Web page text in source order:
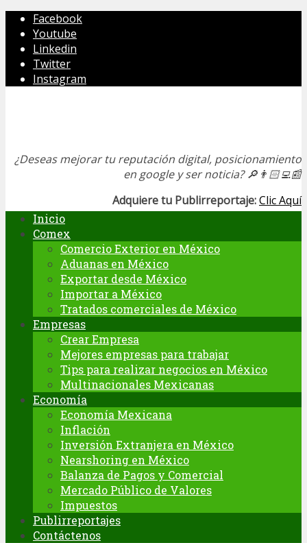
Facebook
Youtube
Linkedin
Twitter
Instagram
¿Deseas mejorar tu reputación digital, posicionamiento
en google y ser noticia?🔎👨🏻‍💻📰
Adquiere tu Publirreportaje:Clic Aquí
Inicio
Comex
Comercio Exterior en México
Aduanas en México
Exportar desde México
Importar a México
Tratados comerciales de México
Empresas
Crear Empresa
Mejores empresas para trabajar
Tips para realizar negocios en México
Multinacionales Mexicanas
Economía
Economía Mexicana
Inflación
Inversión Extranjera en México
Nearshoring en México
Balanza de Pagos y Comercial
Mercado Público de Valores
Impuestos
Publirreportajes
Contáctenos